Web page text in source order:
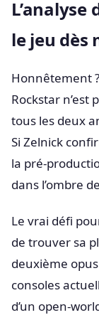
L’analyse
le jeu dès
Honnêtement
Rockstar n’est
tous les deux
Si Zelnick
la pré-
dans l’ombre
Le vrai défi
de trouver sa
deuxième
consoles
d’un open-